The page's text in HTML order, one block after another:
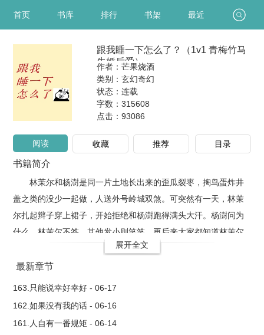
首页 书库 排行 书架 最近
跟我睡一下怎么了？（1v1 青梅竹马
先婚后爱）
作者：芒果烧酒
类别：玄幻奇幻
状态：连载
字数：315608
点击： 93086
阅读 收藏 推荐 目录
书籍简介
林茉尔和杨澍是同一片土地长出来的歪瓜裂枣，掏鸟蛋炸井
盖之类的没少一起做，人送外号岭城双煞。可突然有一天，林茉
尔扎起辫子穿上裙子，开始拒绝和杨澍跑得满头大汗。杨澍问为
什么，林茉尔不答，其他发小则笑笑。再后来大家都知道林茉尔
喜欢杨澍，包括杨澍他自己。“跟我睡一下怎么了？”高考结束那天
林茉尔醉得人畜不分。她死死抓着发小中最沉默寡言的那个，眼
展开全文
最新章节
163.只能说幸好幸好 - 06-17
162.如果没有我的话 - 06-16
161.人自有一番规矩 - 06-14